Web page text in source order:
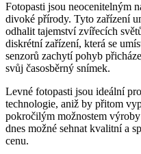
Fotopasti jsou neocenitelným
divoké přírody. Tyto zařízení
odhalit tajemství zvířecích
diskrétní zařízení, která se
senzorů zachytí pohyb
svůj časosběrný snímek.
Levné fotopasti jsou ideální
technologie, aniž by přitom
pokročilým možnostem
dnes možné sehnat kvalitní a
cenu.